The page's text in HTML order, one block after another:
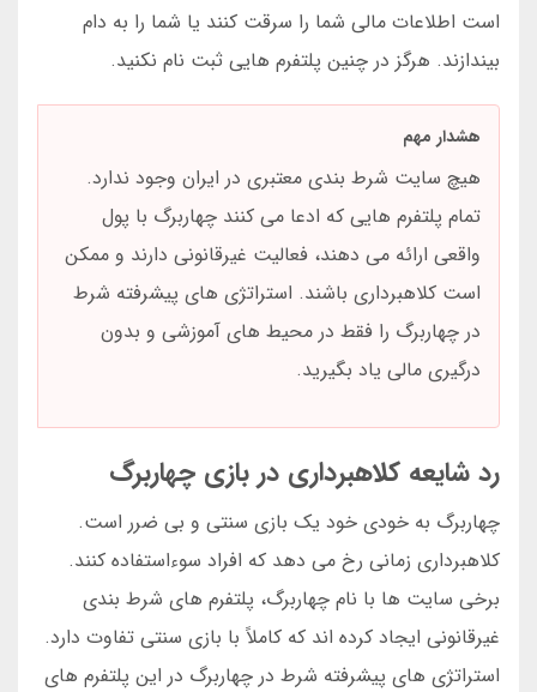
است اطلاعات مالی شما را سرقت کنند یا شما را به دام
بیندازند. هرگز در چنین پلتفرم هایی ثبت نام نکنید.
هشدار مهم
هیچ سایت شرط بندی معتبری در ایران وجود ندارد.
تمام پلتفرم هایی که ادعا می کنند چهاربرگ با پول
واقعی ارائه می دهند، فعالیت غیرقانونی دارند و ممکن
است کلاهبرداری باشند. استراتژی های پیشرفته شرط
در چهاربرگ را فقط در محیط های آموزشی و بدون
درگیری مالی یاد بگیرید.
رد شایعه کلاهبرداری در بازی چهاربرگ
چهاربرگ به خودی خود یک بازی سنتی و بی ضرر است.
کلاهبرداری زمانی رخ می دهد که افراد سوءاستفاده کنند.
برخی سایت ها با نام چهاربرگ، پلتفرم های شرط بندی
غیرقانونی ایجاد کرده اند که کاملاً با بازی سنتی تفاوت دارد.
استراتژی های پیشرفته شرط در چهاربرگ در این پلتفرم های